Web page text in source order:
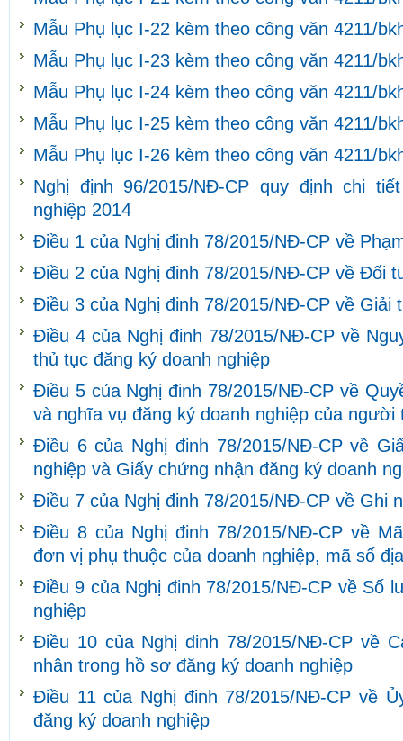
Mẫu Phụ lục I-22 kèm theo công văn 4211/
Mẫu Phụ lục I-23 kèm theo công văn 4211/
Mẫu Phụ lục I-24 kèm theo công văn 4211/
Mẫu Phụ lục I-25 kèm theo công văn 4211/
Mẫu Phụ lục I-26 kèm theo công văn 4211/
Nghị định 96/2015/NĐ-CP quy định chi
nghiệp 2014
Điều 1 của Nghị đinh 78/2015/NĐ-CP về
Điều 2 của Nghị đinh 78/2015/NĐ-CP về Đối
Điều 3 của Nghị đinh 78/2015/NĐ-CP về Giải
Điều 4 của Nghị đinh 78/2015/NĐ-CP về
thủ tục đăng ký doanh nghiệp
Điều 5 của Nghị đinh 78/2015/NĐ-CP về
và nghĩa vụ đăng ký doanh nghiệp của người
Điều 6 của Nghị đinh 78/2015/NĐ-CP về
nghiệp và Giấy chứng nhận đăng ký doanh
Điều 7 của Nghị đinh 78/2015/NĐ-CP về Ghi
Điều 8 của Nghị đinh 78/2015/NĐ-CP về
đơn vị phụ thuộc của doanh nghiệp, mã số
Điều 9 của Nghị đinh 78/2015/NĐ-CP về Số
nghiệp
Điều 10 của Nghị đinh 78/2015/NĐ-CP về
nhân trong hồ sơ đăng ký doanh nghiệp
Điều 11 của Nghị đinh 78/2015/NĐ-CP về
đăng ký doanh nghiệp